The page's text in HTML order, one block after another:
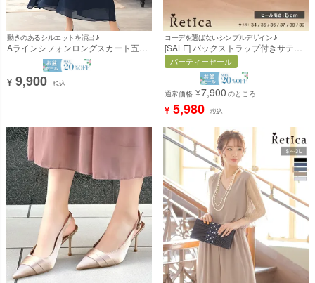
動きのあるシルエットを演出♪
Aラインシフォンロングスカート五分
袖レースベルスリーブ結婚式パーティ
ードレス [Retica/レティカ]
¥ 9,900 税込
コーデを選ばないシンプルデザイン♪
[SALE] バックストラップ付きサテン
ポインテッドトゥパンプス (ブラック)
(8cmヒール) [Retica/レティカ]
パーティーセール
通常価格 ¥7,900のところ
¥ 5,980 税込